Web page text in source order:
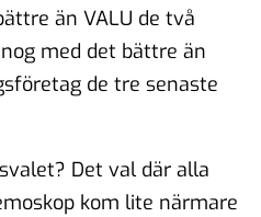
än VALU de två
med det bättre än
de tre senaste
Det val där alla
kom lite närmare